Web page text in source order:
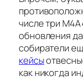
числе три
обновления
собиратели
кейсы
как никогда